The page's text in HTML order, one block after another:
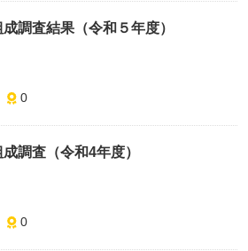
調査結果（令和５年度）
0
調査（令和4年度）
0